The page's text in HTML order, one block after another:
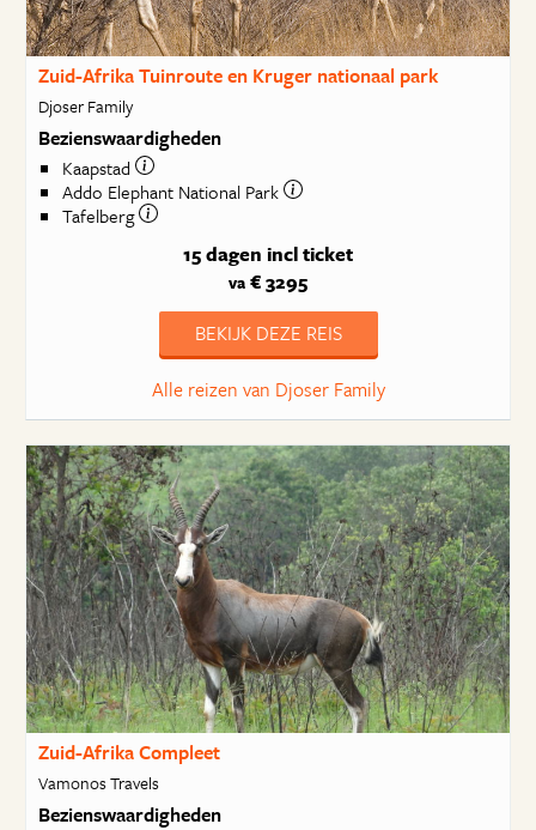
Zuid-Afrika Tuinroute en Kruger nationaal park
Djoser Family
Bezienswaardigheden
Kaapstad
Addo Elephant National Park
Tafelberg
15 dagen incl ticket
va € 3295
BEKIJK DEZE REIS
Alle reizen van Djoser Family
Zuid-Afrika Compleet
Vamonos Travels
Bezienswaardigheden